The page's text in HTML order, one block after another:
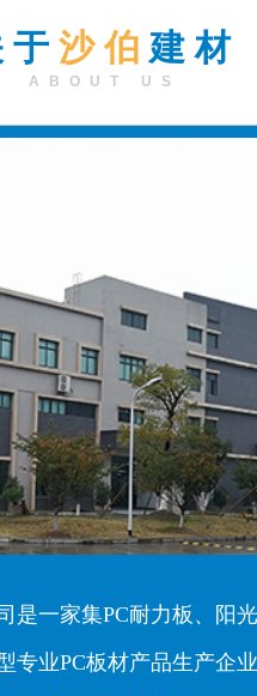
于 沙伯 建材
ABOUT US
是一家集PC耐力板、阳
专业PC板材产品生产企